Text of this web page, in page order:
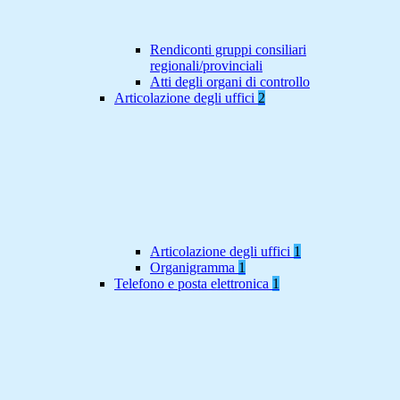
Rendiconti gruppi consiliari
regionali/provinciali
Atti degli organi di controllo
Articolazione degli uffici 2
Articolazione degli uffici 1
Organigramma 1
Telefono e posta elettronica 1